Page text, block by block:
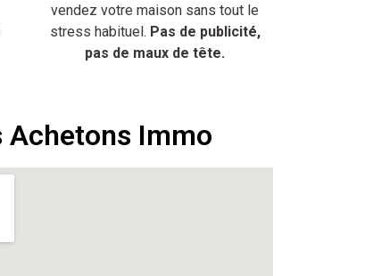
vendez votre maison sans tout le
stress habituel. Pas de publicité,
pas de maux de tête.
Achetons Immo